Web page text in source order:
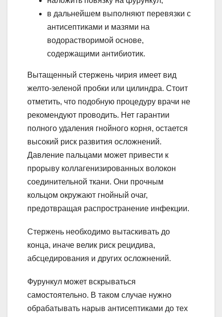
в дальнейшем выполняют перевязки с
антисептиками и мазями на
водорастворимой основе,
содержащими антибиотик.
Вытащенный стержень чирия имеет вид
желто-зеленой пробки или цилиндра. Стоит
отметить, что подобную процедуру врачи не
рекомендуют проводить. Нет гарантии
полного удаления гнойного корня, остается
высокий риск развития осложнений.
Давление пальцами может привести к
прорыву коллагенизированных волокон
соединительной ткани. Они прочным
кольцом окружают гнойный очаг,
предотвращая распространение инфекции.
Стержень необходимо вытаскивать до
конца, иначе велик риск рецидива,
абсцедирования и других осложнений.
Фурункул может вскрываться
самостоятельно. В таком случае нужно
обрабатывать нарыв антисептиками до тех